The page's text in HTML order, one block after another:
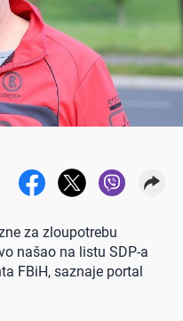
za zloupotrebu
našao na listu SDP-a
FBiH, saznaje portal